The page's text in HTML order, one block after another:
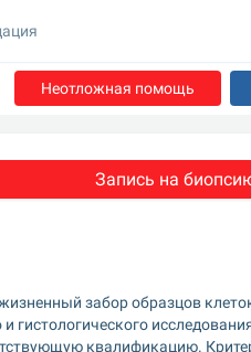
Неотложная помощь
Запись на
забор образцов
гистологического
квалификацию.